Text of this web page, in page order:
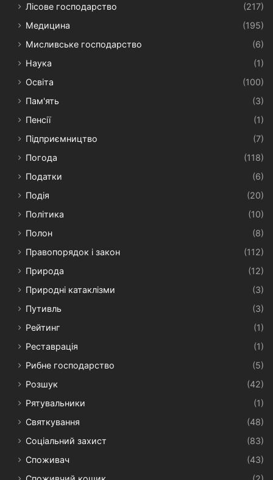
Лісове господарство
(217)
Медицина
(195)
Мисливське господарство
(6)
Наука
(1)
Освіта
(100)
Пам'ять
(3)
Пенсії
(1)
Підприємництво
(7)
Погода
(118)
Податки
(6)
Подія
(20)
Політика
(10)
Полон
(8)
Правопорядок і закон
(112)
Природа
(12)
Природні катаклізми
(3)
Путивль
(3)
Рейтинг
(1)
Реставрація
(1)
Рибне господарство
(5)
Розшук
(42)
Рятувальники
(1)
Святкування
(48)
Соціальний захист
(83)
Споживач
(43)